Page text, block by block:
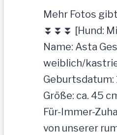
Mehr Fotos
⏬⏬⏬ [Hund:
Name: Asta
weiblich/
Geburtsdatum:
Größe: ca. 45
Für-Immer-
von unserer